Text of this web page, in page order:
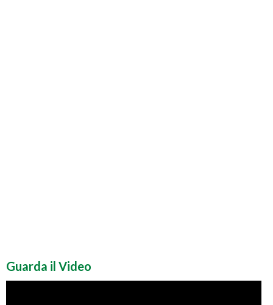
Guarda il Video